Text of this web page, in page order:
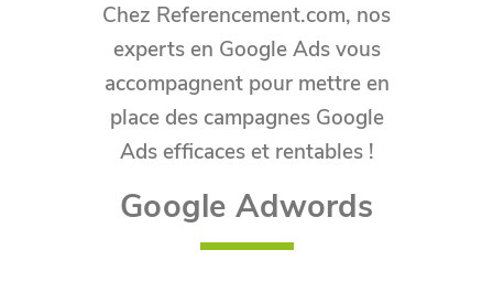
Chez Referencement.com, nos
experts en Google Ads vous
accompagnent pour mettre en
place des campagnes Google
Ads efficaces et rentables !
Google Adwords